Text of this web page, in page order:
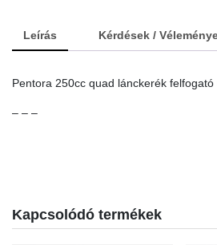
Leírás Kérdések /
Pentora 250cc quad lánckerék felfogató
– – –
Kapcsolódó termékek